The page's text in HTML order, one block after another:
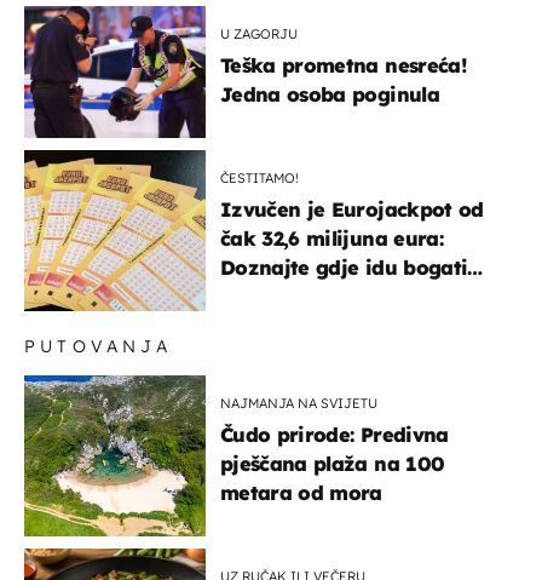
U ZAGORJU
Teška prometna nesreća!
Jedna osoba poginula
ČESTITAMO!
Izvučen je Eurojackpot od
čak 32,6 milijuna eura:
Doznajte gdje idu bogati
PUTOVANJA
NAJMANJA NA SVIJETU
Čudo prirode: Predivna
pješčana plaža na 100
metara od mora
UZ RUČAK ILI VEČERU